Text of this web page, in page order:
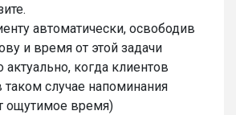
автоматически, освободив
и время от этой задачи
актуально, когда клиентов
таком случае напоминания
ощутимое время)